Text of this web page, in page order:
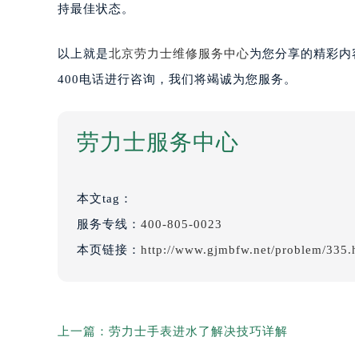
持最佳状态。
以上就是北京劳力士维修服务中心为您分享的精彩
400电话进行咨询，我们将竭诚为您服务。
劳力士服务中心
本文tag：
服务专线： 400-805-0023
本页链接： http://www.gjmbfw.net/problem/
上一篇： 劳力士手表进水了解决技巧详解